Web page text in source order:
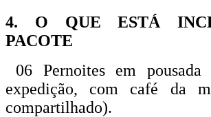
4. O QUE ESTÁ
PACOTE
06 Pernoites em
expedição, com café da
compartilhado).